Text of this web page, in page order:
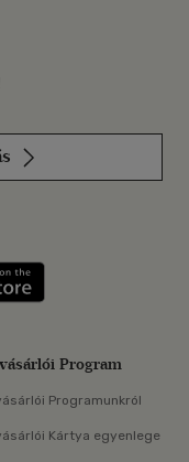
meg: Google
Program
Programunkról
Kártya egyenlege